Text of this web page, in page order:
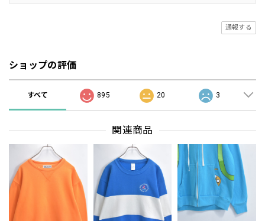
通報する
ショップの評価
すべて 895 20 3
関連商品